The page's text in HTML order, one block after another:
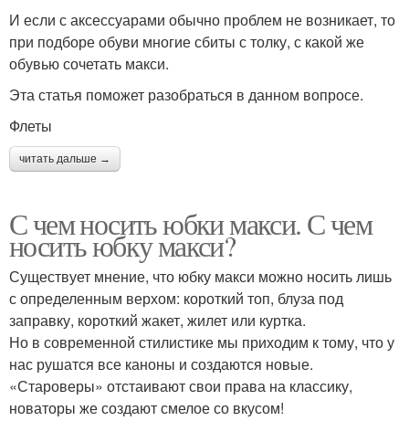
И если с аксессуарами обычно проблем не возникает, то
при подборе обуви многие сбиты с толку, с какой же
обувью сочетать макси.
Эта статья поможет разобраться в данном вопросе.
Флеты
читать дальше →
С чем носить юбки макси. С чем
носить юбку макси?
Существует мнение, что юбку макси можно носить лишь
с определенным верхом: короткий топ, блуза под
заправку, короткий жакет, жилет или куртка.
Но в современной стилистике мы приходим к тому, что у
нас рушатся все каноны и создаются новые.
«Староверы» отстаивают свои права на классику,
новаторы же создают смелое со вкусом!